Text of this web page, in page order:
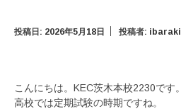
投稿日: 2026年5月18日 投稿者: ibaraki
こんにちは。KEC茨木本校2230です。
高校では定期試験の時期ですね。